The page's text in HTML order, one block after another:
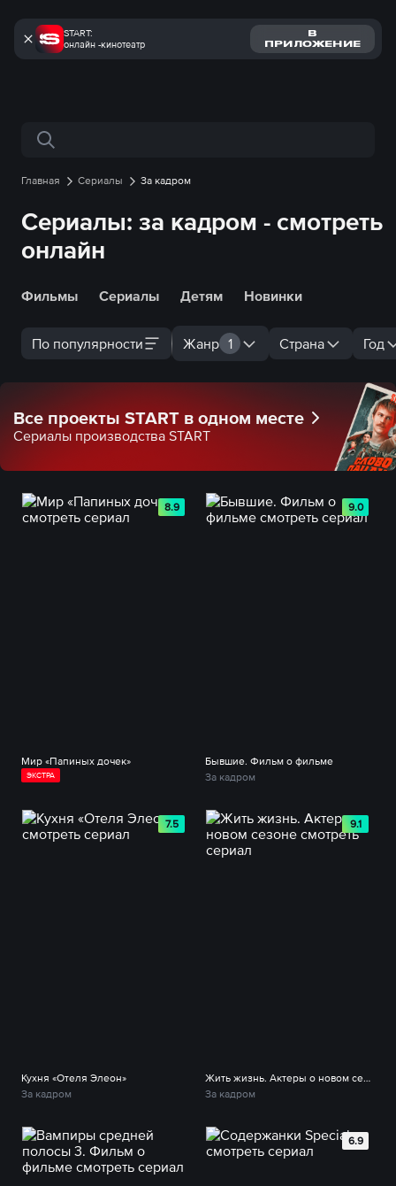
START:
онлайн -кинотеатр
В
ПРИЛОЖЕНИЕ
Поиск по сайту
Главная Сериалы За кадром
Сериалы: за кадром - смотреть
онлайн
Фильмы Сериалы Детям Новинки
По популярности Жанр 1 Страна Год
Все проекты START в одном месте
Сериалы производства START
8.9
Мир «Папиных дочек»
ЭКСТРА
9.0
Бывшие. Фильм о фильме
За кадром
7.5
Кухня «Отеля Элеон»
За кадром
9.1
Жить жизнь. Актеры о новом сезоне
За кадром
6.9